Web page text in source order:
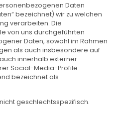
Daten
bezeichnet) wir zu welchen
verarbeiten. Die
von uns durchgeführten
Daten, sowohl im Rahmen
als auch insbesondere auf
innerhalb externer
Social-Media-Profile
bezeichnet als
geschlechtsspezifisch.